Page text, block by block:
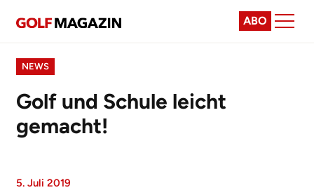
ABO
NEWS
Golf und Schule leicht
gemacht!
5. Juli 2019